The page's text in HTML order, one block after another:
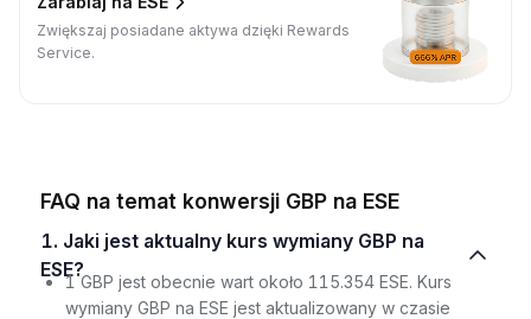
Zwiększaj posiadane aktywa dzięki Rewards
Service.
FAQ na temat konwersji GBP na ESE
1. Jaki jest aktualny kurs wymiany GBP na
ESE?
1 GBP jest obecnie wart około 115.354 ESE. Kurs
wymiany GBP na ESE jest aktualizowany w czasie